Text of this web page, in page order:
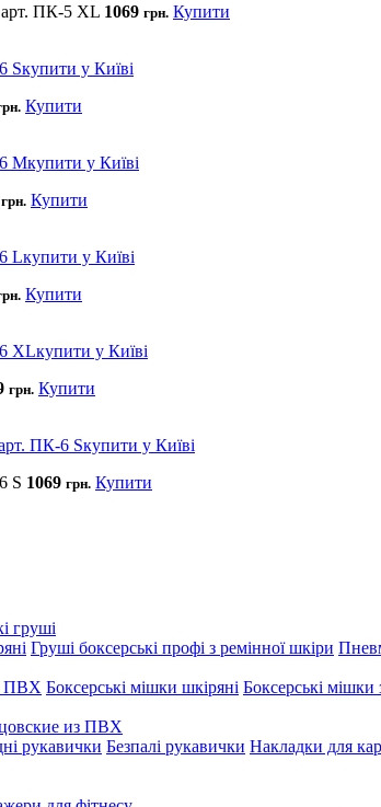
арт. ПК-5 XL 1069 грн. Купити
Купити
грн. Купити
Купити
грн. Купити
S 1069 грн. Купити
груші
Груші боксерські профі з ремінної шкіри
ПВХ Боксерські мішки шкіряні Боксерські мішки
из ПВХ
рукавички Безпалі рукавички Накладки для